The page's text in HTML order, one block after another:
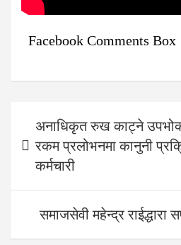
Facebook Comments Box
navigation
अनाधिकृत रुख काट्ने
रकम प्रलोभनमा कानुनी
कर्मचारी
समाजसेवी महेन्द्र राईद्धारा